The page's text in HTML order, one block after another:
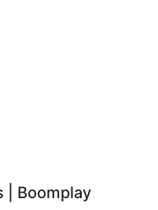
| Boomplay